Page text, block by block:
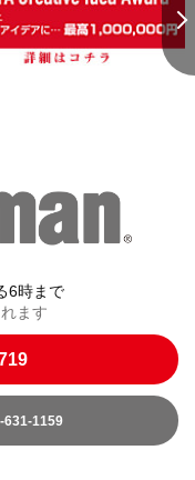
6時まで
ます
631-1159